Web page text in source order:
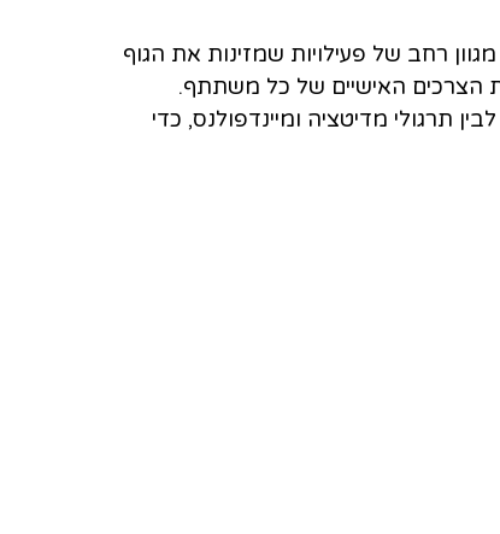
רחב של פעילויות שמזינות את הגוף
הצרכים האישיים של כל משתתף.
תרגולי מדיטציה ומיינדפולנס, כדי